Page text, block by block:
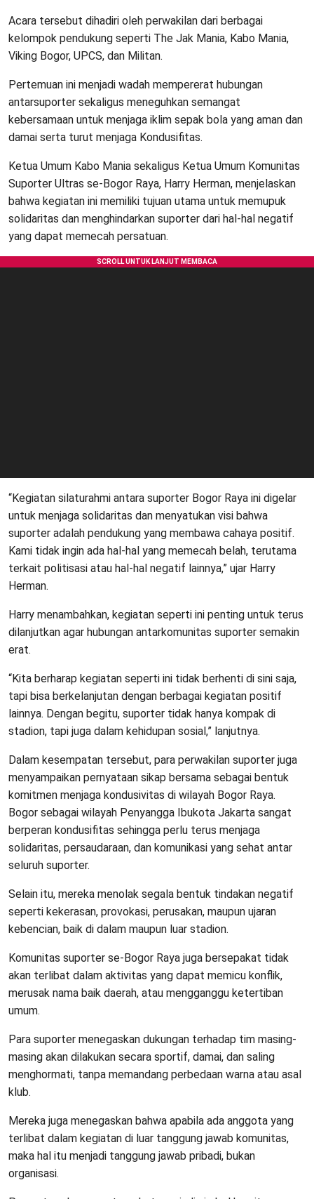
Acara tersebut dihadiri oleh perwakilan dari berbagai
kelompok pendukung seperti The Jak Mania, Kabo Mania,
Viking Bogor, UPCS, dan Militan.
Pertemuan ini menjadi wadah mempererat hubungan
antarsuporter sekaligus meneguhkan semangat
kebersamaan untuk menjaga iklim sepak bola yang aman dan
damai serta turut menjaga Kondusifitas.
Ketua Umum Kabo Mania sekaligus Ketua Umum Komunitas
Suporter Ultras se-Bogor Raya, Harry Herman, menjelaskan
bahwa kegiatan ini memiliki tujuan utama untuk memupuk
solidaritas dan menghindarkan suporter dari hal-hal negatif
yang dapat memecah persatuan.
“Kegiatan silaturahmi antara suporter Bogor Raya ini digelar
untuk menjaga solidaritas dan menyatukan visi bahwa
suporter adalah pendukung yang membawa cahaya positif.
Kami tidak ingin ada hal-hal yang memecah belah, terutama
terkait politisasi atau hal-hal negatif lainnya,” ujar Harry
Herman.
Harry menambahkan, kegiatan seperti ini penting untuk terus
dilanjutkan agar hubungan antarkomunitas suporter semakin
erat.
“Kita berharap kegiatan seperti ini tidak berhenti di sini saja,
tapi bisa berkelanjutan dengan berbagai kegiatan positif
lainnya. Dengan begitu, suporter tidak hanya kompak di
stadion, tapi juga dalam kehidupan sosial,” lanjutnya.
Dalam kesempatan tersebut, para perwakilan suporter juga
menyampaikan pernyataan sikap bersama sebagai bentuk
komitmen menjaga kondusivitas di wilayah Bogor Raya.
Bogor sebagai wilayah Penyangga Ibukota Jakarta sangat
berperan kondusifitas sehingga perlu terus menjaga
solidaritas, persaudaraan, dan komunikasi yang sehat antar
seluruh suporter.
Selain itu, mereka menolak segala bentuk tindakan negatif
seperti kekerasan, provokasi, perusakan, maupun ujaran
kebencian, baik di dalam maupun luar stadion.
Komunitas suporter se-Bogor Raya juga bersepakat tidak
akan terlibat dalam aktivitas yang dapat memicu konflik,
merusak nama baik daerah, atau mengganggu ketertiban
umum.
Para suporter menegaskan dukungan terhadap tim masing-
masing akan dilakukan secara sportif, damai, dan saling
menghormati, tanpa memandang perbedaan warna atau asal
klub.
Mereka juga menegaskan bahwa apabila ada anggota yang
terlibat dalam kegiatan di luar tanggung jawab komunitas,
maka hal itu menjadi tanggung jawab pribadi, bukan
organisasi.